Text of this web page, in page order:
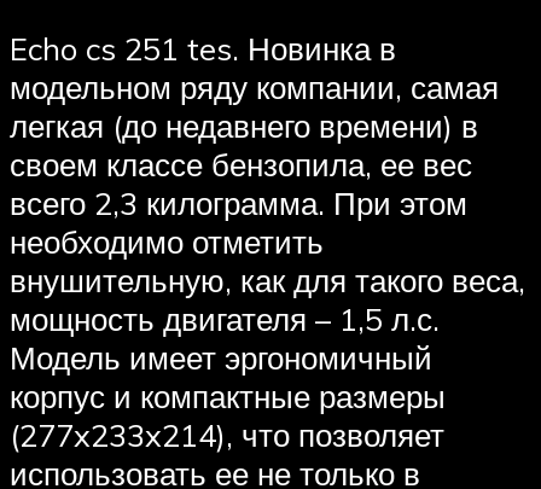
Echo cs 251 tes. Новинка в
модельном ряду компании, самая
легкая (до недавнего времени) в
своем классе бензопила, ее вес
всего 2,3 килограмма. При этом
необходимо отметить
внушительную, как для такого веса,
мощность двигателя – 1,5 л.с.
Модель имеет эргономичный
корпус и компактные размеры
(277x233x214), что позволяет
использовать ее не только в